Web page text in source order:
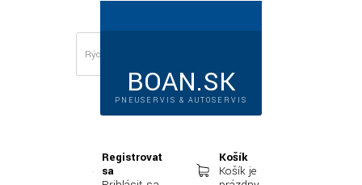
BOAN.SK
PNEUSERVIS & AUTOSERVIS
Registrovať
sa
Košík
Košík je